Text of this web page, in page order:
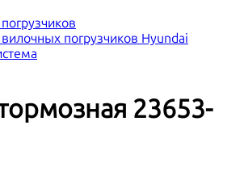
погрузчиков Hyundai
23653-